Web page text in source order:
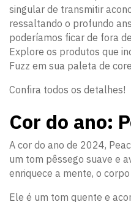
singular de transmitir
ressaltando o profundo
poderíamos ficar de fora
Explore os produtos que
Fuzz em sua paleta de
Confira todos os detalhes!
Cor do ano:
A cor do ano de 2024,
um tom pêssego suave e
enriquece a mente, o
Ele é um tom quente e